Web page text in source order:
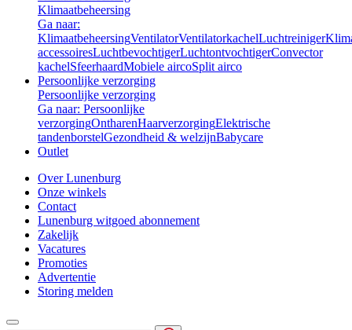
Klimaatbeheersing
Ga naar:
KlimaatbeheersingVentilatorVentilatorkachelLuchtreiniger
accessoiresLuchtbevochtigerLuchtontvochtigerConvector
kachelSfeerhaardMobiele aircoSplit airco
Persoonlijke verzorging
Persoonlijke verzorging
Ga naar: Persoonlijke
verzorgingOntharenHaarverzorgingElektrische
tandenborstelGezondheid & welzijnBabycare
Outlet
Over Lunenburg
Onze winkels
Contact
Lunenburg witgoed abonnement
Zakelijk
Vacatures
Promoties
Advertentie
Storing melden